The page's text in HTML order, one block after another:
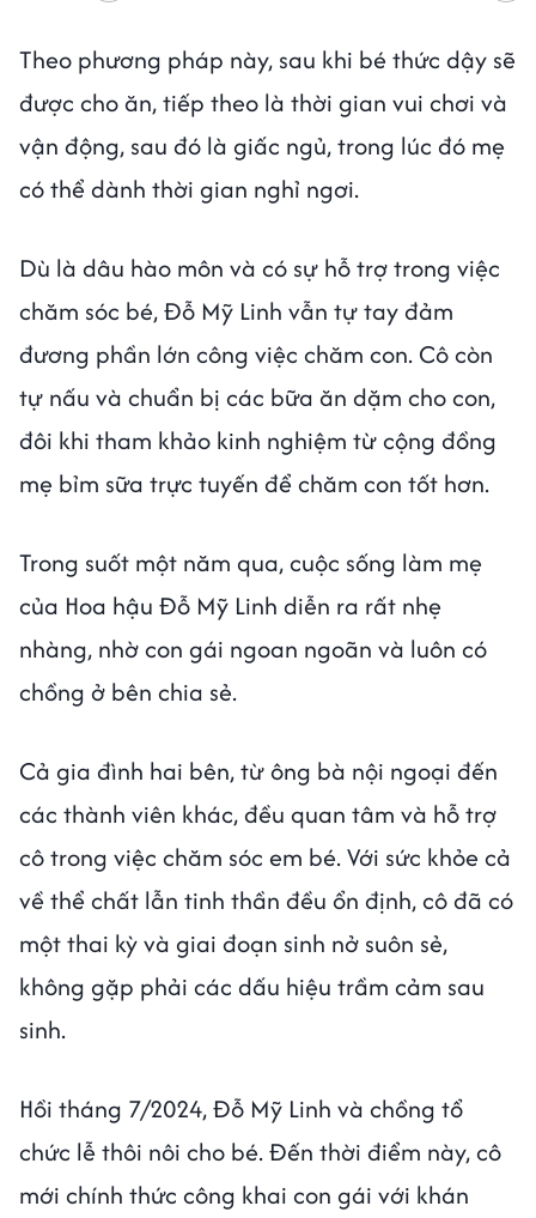
Theo phương pháp này, sau khi bé thức dậy sẽ
được cho ăn, tiếp theo là thời gian vui chơi và
vận động, sau đó là giấc ngủ, trong lúc đó mẹ
có thể dành thời gian nghỉ ngơi.
Dù là dâu hào môn và có sự hỗ trợ trong việc
chăm sóc bé, Đỗ Mỹ Linh vẫn tự tay đảm
đương phần lớn công việc chăm con. Cô còn
tự nấu và chuẩn bị các bữa ăn dặm cho con,
đôi khi tham khảo kinh nghiệm từ cộng đồng
mẹ bỉm sữa trực tuyến để chăm con tốt hơn.
Trong suốt một năm qua, cuộc sống làm mẹ
của Hoa hậu Đỗ Mỹ Linh diễn ra rất nhẹ
nhàng, nhờ con gái ngoan ngoãn và luôn có
chồng ở bên chia sẻ.
Cả gia đình hai bên, từ ông bà nội ngoại đến
các thành viên khác, đều quan tâm và hỗ trợ
cô trong việc chăm sóc em bé. Với sức khỏe cả
về thể chất lẫn tinh thần đều ổn định, cô đã có
một thai kỳ và giai đoạn sinh nở suôn sẻ,
không gặp phải các dấu hiệu trầm cảm sau
sinh.
Hồi tháng 7/2024, Đỗ Mỹ Linh và chồng tổ
chức lễ thôi nôi cho bé. Đến thời điểm này, cô
mới chính thức công khai con gái với khán